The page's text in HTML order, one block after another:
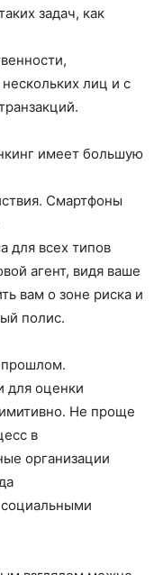
задач, как
лиц и с
имеет большую
Смартфоны
для всех типов
агент, видя ваше
вам о зоне риска и
полис.
прошлом.
для оценки
Не проще
в
организации